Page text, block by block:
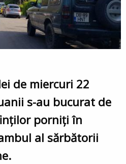
de miercuri 22
s-au bucurat de
porniți în
al sărbătorii